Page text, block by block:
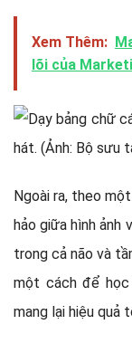
Xem Thêm:
lõi của
Ngoài ra, theo
hảo giữa hình ảnh
trong cả não và
một cách để
mang lại hiệu quả